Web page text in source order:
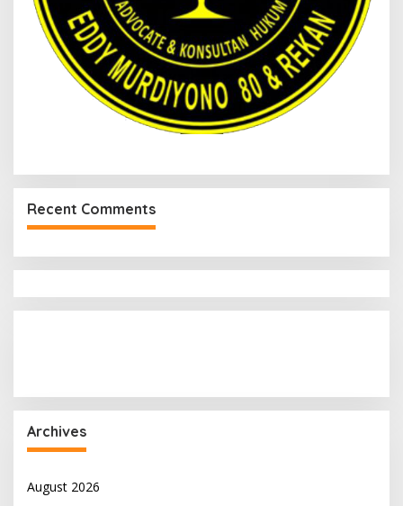
Recent Comments
Archives
August 2026